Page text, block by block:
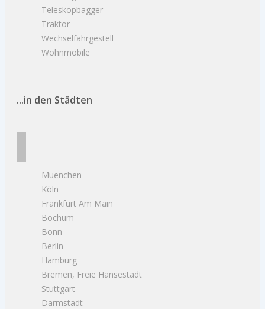
Teleskopbagger
Traktor
Wechselfahrgestell
Wohnmobile
...in den Städten
Muenchen
Köln
Frankfurt Am Main
Bochum
Bonn
Berlin
Hamburg
Bremen, Freie Hansestadt
Stuttgart
Darmstadt